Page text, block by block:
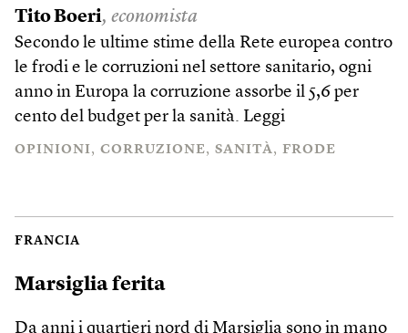
Tito Boeri, economista
Secondo le ultime stime della Rete europea contro
le frodi e le corruzioni nel settore sanitario, ogni
anno in Europa la corruzione assorbe il 5,6 per
cento del budget per la sanità. Leggi
OPINIONI CORRUZIONE SANITÀ FRODE
FRANCIA
Marsiglia ferita
Da anni i quartieri nord di Marsiglia sono in mano